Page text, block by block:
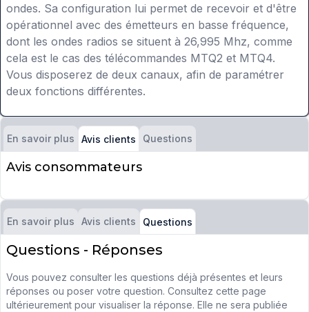
ondes. Sa configuration lui permet de recevoir et d'être
opérationnel avec des émetteurs en basse fréquence,
dont les ondes radios se situent à 26,995 Mhz, comme
cela est le cas des télécommandes MTQ2 et MTQ4.
Vous disposerez de deux canaux, afin de paramétrer
deux fonctions différentes.
En savoir plus Avis clients Questions
Avis consommateurs
En savoir plus Avis clients Questions
Questions - Réponses
Vous pouvez consulter les questions déjà présentes et leurs
réponses ou poser votre question. Consultez cette page
ultérieurement pour visualiser la réponse. Elle ne sera publiée